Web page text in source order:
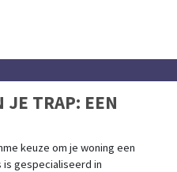
JE TRAP: EEN
keuze om je woning een
gespecialiseerd in